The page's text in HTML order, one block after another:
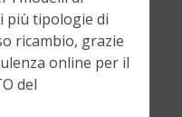
più tipologie di
ricambio, grazie
online per il
del